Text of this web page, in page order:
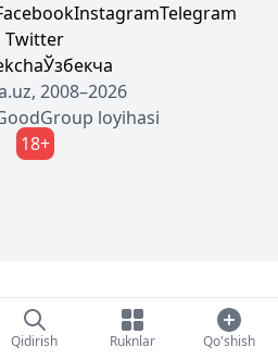
InstagramTelegram
Twitter
Ўзбекча
2008–2026
loyihasi
18+
Qidirish Ruknlar Qo'shish